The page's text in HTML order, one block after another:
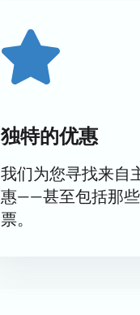
独特的优惠
我们为您寻找来自
惠——甚至包括那
票。